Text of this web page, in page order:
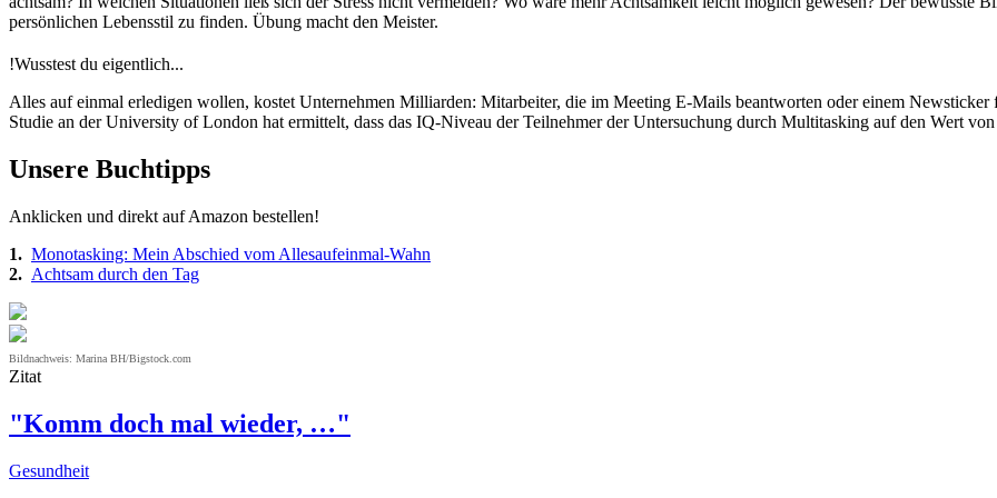
persönlichen Lebensstil zu finden. Übung macht den Meister.
!Wusstest du eigentlich...
Alles auf einmal erledigen wollen, kostet Unternehmen Milliarden: Mitarbeiter, die im Meeting E-Mails beantworten oder einem
Studie an der University of London hat ermittelt, dass das IQ-Niveau der Teilnehmer der Untersuchung durch Multitasking auf den Wert
Unsere Buchtipps
Anklicken und direkt auf Amazon bestellen!
1. Monotasking: Mein Abschied vom Allesaufeinmal-Wahn
2. Achtsam durch den Tag
Bildnachweis: Marina BH/Bigstock.com
Zitat
"Komm doch mal wieder, …"
Gesundheit